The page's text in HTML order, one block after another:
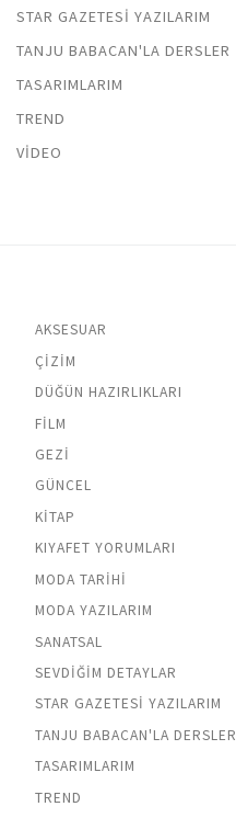
STAR GAZETESI YAZILARIM
TANJU BABACAN'LA DERSLER
TASARIMLARIM
TREND
VIDEO
AKSESUAR
ÇIZIM
DÜĞÜN HAZIRLIKLARI
FILM
GEZI
GÜNCEL
KITAP
KIYAFET YORUMLARI
MODA TARIHI
MODA YAZILARIM
SANATSAL
SEVDIĞIM DETAYLAR
STAR GAZETESI YAZILARIM
TANJU BABACAN'LA DERSLER
TASARIMLARIM
TREND